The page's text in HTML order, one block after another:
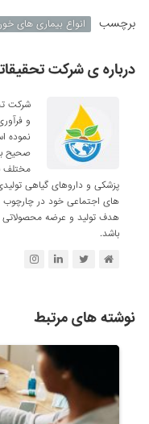
برچسب انواع بیماری های
درباره ی شرکت
و
نموده
صحیح
مختلف
پزشکی و داروهای گیاهی
های اجتماعی خود در چارچوب
هدف تولید و عرضه محصولاتی
باشد.
نوشته های مرتبط